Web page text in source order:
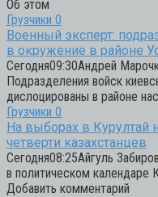
Об этом
Грузчики 0
Военный эксперт:
в окружение в районе
Сегодня09:30Андрей
Подразделения войск
дислоцированы в районе
Грузчики 0
На выборах в Курултай
четверти казахстанцев
Сегодня08:25Айгуль
в политическом календаре
Добавить комментарий